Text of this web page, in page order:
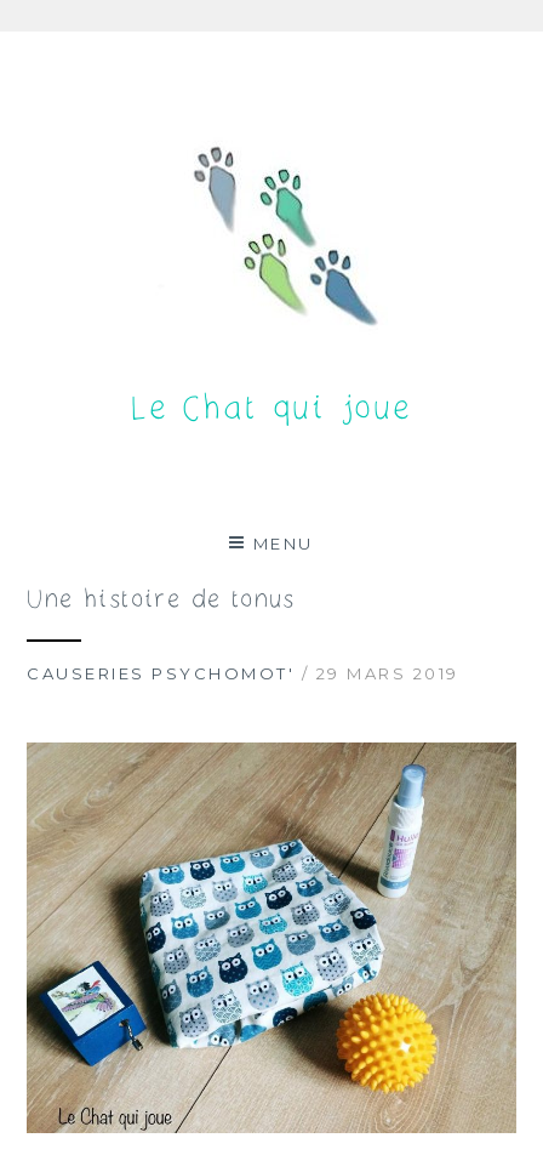
Le Chat qui joue
MENU
Une histoire de tonus
CAUSERIES PSYCHOMOT' / 29 MARS 2019